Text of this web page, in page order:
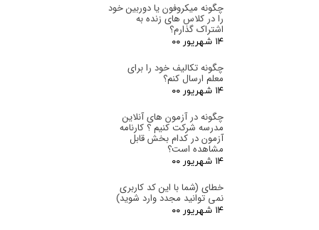
چگونه میکروفون یا دوربین خود
را در کلاس های زنده به
اشتراک گذارم؟
۱۴ شهریور ۰۰
چگونه تکالیف خود را برای
معلم ارسال کنم؟
۱۴ شهریور ۰۰
چگونه در آزمون های آنلاین
مدرسه شرکت کنیم ؟ کارنامه
آزمون در کدام بخش قابل
مشاهده است؟
۱۴ شهریور ۰۰
خطای (شما با این کد کاربری
نمی توانید مجدد وارد شوید)
۱۴ شهریور ۰۰